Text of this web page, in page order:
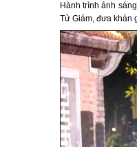
Hành trình ánh
Tử Giám, đưa khán